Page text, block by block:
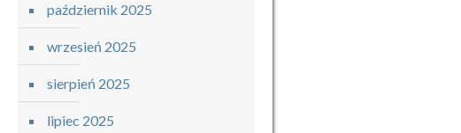
październik 2025
wrzesień 2025
sierpień 2025
lipiec 2025